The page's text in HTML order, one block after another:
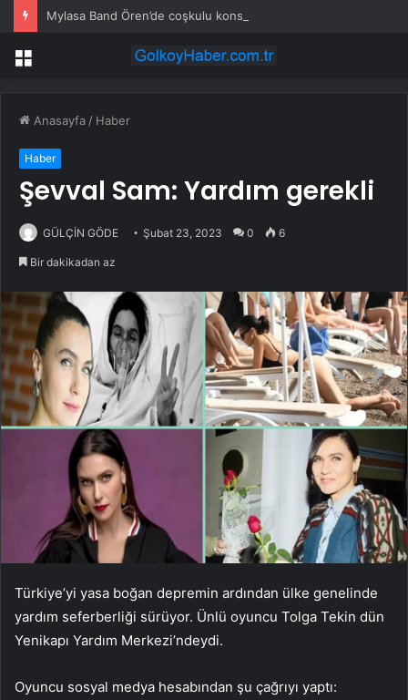
Mylasa Band Ören’de coşkulu konser verdi
Menü
Anasayfa / Haber
Haber
Şevval Sam: Yardım gerekli
GÜLÇİN GÖDE Şubat 23, 2023 0 6
Bir dakikadan az
Türkiye’yi yasa boğan depremin ardından ülke genelinde
yardım seferberliği sürüyor. Ünlü oyuncu Tolga Tekin dün
Yenikapı Yardım Merkezi’ndeydi.
Oyuncu sosyal medya hesabından şu çağrıyı yaptı: